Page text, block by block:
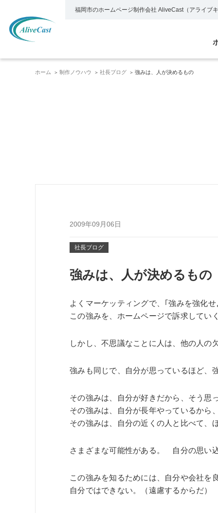
福岡市のホームページ制作会社AliveCast（アライブ
ホーム 制作ノウハウ 社長ブログ 強みは、人が決めるもの
2009年09月06日
社長ブログ
強みは、人が決めるもの
よくマーケッティングで、｢強みを強化
この強みを、ホームページで訴求してい
しかし、不思議なことに人は、他の人の
強みも同じで、自分が思っているほど、
その強みは、自分が好きだから、そう思
その強みは、自分が長年やっているから
その強みは、自分の近くの人と比べて、
さまざまな可能性がある。 自分の思い
この強みを知るためには、自分や会社
自分ではできない。（遠慮するからだ）